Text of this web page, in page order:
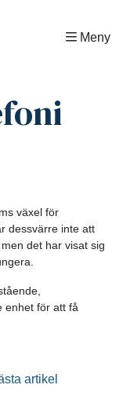
Meny
växel för
dessvärre inte att
det har visat sig
enhet för att få
artikel